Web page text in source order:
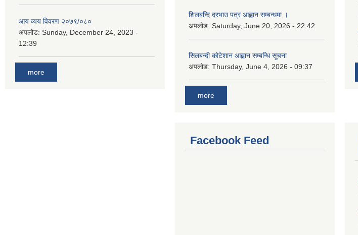
आय व्यय विवरण २०७९/०८०
अपलोड: Sunday, December 24, 2023 -
12:39
more
शिलबन्दि दरभाउ पत्र आह्वान सम्बन्धमा ।
अपलोड: Saturday, June 20, 2026 - 22:42
सिलबन्दी कोटेशान आह्वान सम्बन्धि सूचना
अपलोड: Thursday, June 4, 2026 - 09:37
more
Facebook Feed